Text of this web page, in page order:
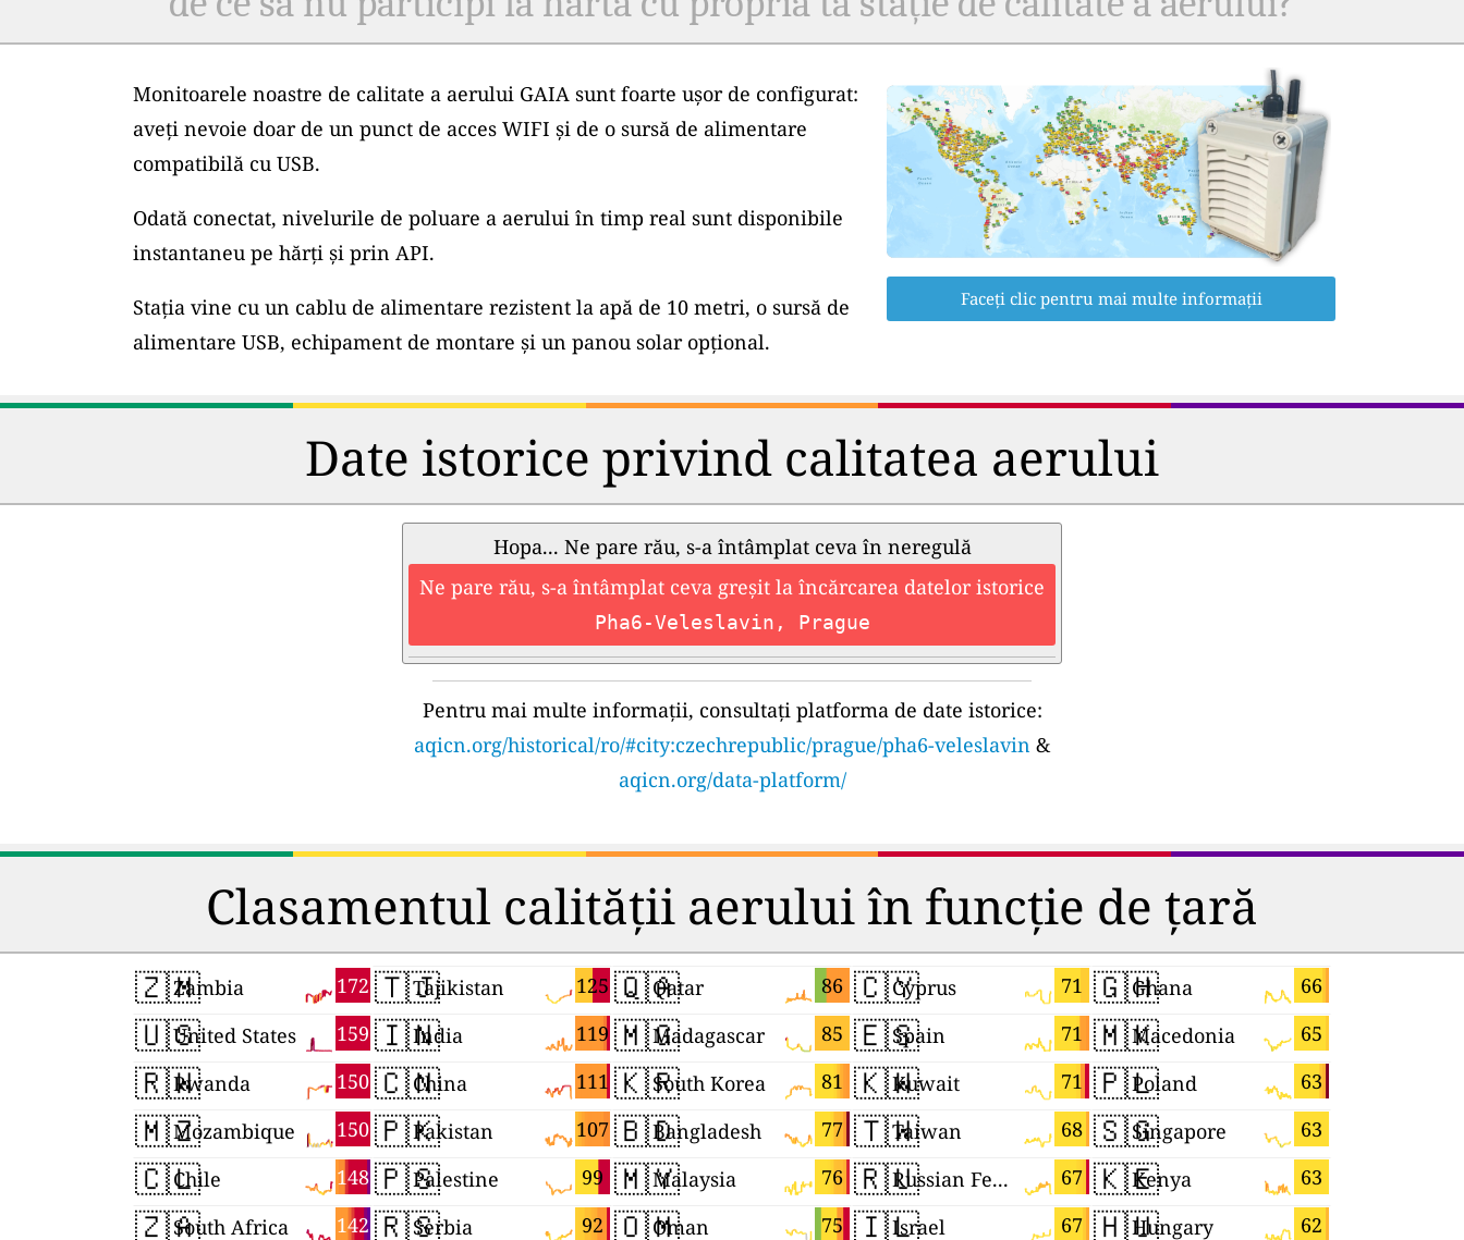
Monitoarele noastre de calitate a aerului GAIA sunt foarte ușor de configurat:
aveți nevoie doar de un punct de acces WIFI și de o sursă de alimentare
compatibilă cu USB.
Odată conectat, nivelurile de poluare a aerului în timp real sunt disponibile
instantaneu pe hărți și prin API.
Stația vine cu un cablu de alimentare rezistent la apă de 10 metri, o sursă de
alimentare USB, echipament de montare și un panou solar opțional.
Faceți clic pentru mai multe informații
Date istorice privind calitatea aerului
Hopa... Ne pare rău, s-a întâmplat ceva în neregulă
Ne pare rău, s-a întâmplat ceva greșit la încărcarea datelor istorice
Pha6-Veleslavin, Prague
Pentru mai multe informații, consultați platforma de date istorice:
aqicn.org/historical/ro/#city:czechrepublic/prague/pha6-veleslavin &
aqicn.org/data-platform/
Clasamentul calității aerului în funcție de țară
🇿🇲 172
Zambia
🇺🇸 159
United States
🇷🇼 150
Rwanda
🇲🇿 150
Mozambique
🇨🇱 148
Chile
🇿🇦 142
South Africa
🇹🇯 125
Tajikistan
🇮🇳 119
India
🇨🇳 111
China
🇵🇰 107
Pakistan
🇵🇸 99
Palestine
🇷🇸 92
Serbia
🇶🇦 86
Qatar
🇲🇬 85
Madagascar
🇰🇷 81
South Korea
🇧🇩 77
Bangladesh
🇲🇾 76
Malaysia
🇴🇲 75
Oman
🇨🇾 71
Cyprus
🇪🇸 71
Spain
🇰🇼 71
Kuwait
🇹🇼 68
Taiwan
🇷🇺 67
Russian Federation
🇮🇱 67
Israel
🇬🇭 66
Ghana
🇲🇰 65
Macedonia
🇵🇱 63
Poland
🇸🇬 63
Singapore
🇰🇪 63
Kenya
🇭🇺 62
Hungary